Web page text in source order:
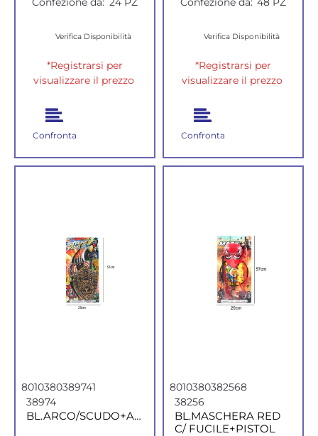
Verifica Disponibilità
*Registrarsi per
visualizzare il prezzo
Confronta
Verifica Disponibilità
*Registrarsi per
visualizzare il prezzo
Confronta
8010380389741
38974
BL.ARCO/SCUDO+ASCIA
8010380382568
38256
BL.MASCHERA RED
C/ FUCILE+PISTOL